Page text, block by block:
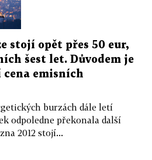
stojí opět přes 50 eur,
šest let. Důvodem je
emisních
burzách dále letí
odpoledne překonala další
2012 stojí...